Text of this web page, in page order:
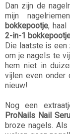
Dan zijn de
mijn
bokkepootje,
2-in-1
Die laatste is een
om je nagels te
hem niet in
vijlen even onder
nieuw!
Nog een
ProNails Nail
broze nagels.